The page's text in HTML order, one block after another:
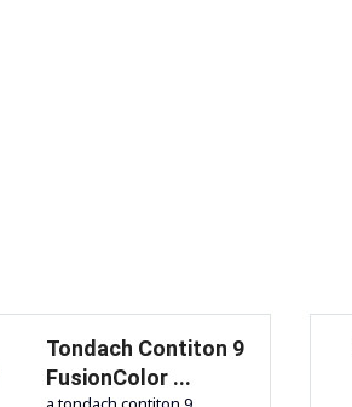
Tondach Contiton 9
FusionColor ...